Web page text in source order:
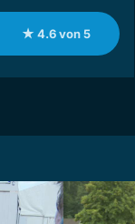
★ 4.6 von 5